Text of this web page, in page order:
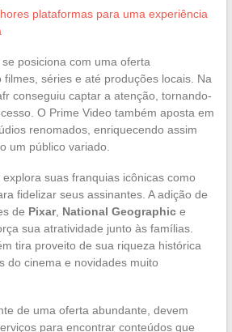
plataformas para uma experiência
se posiciona com uma oferta
filmes, séries e até produções locais. Na
conseguiu captar a atenção, tornando-
O Prime Video também aposta em
renomados, enriquecendo assim
um público variado.
suas franquias icônicas como
fidelizar seus assinantes. A adição de
de Pixar, National Geographice
sua atratividade junto às famílias.
tira proveito de sua riqueza histórica
do cinema e novidades muito
de uma oferta abundante, devem
para encontrar conteúdos que